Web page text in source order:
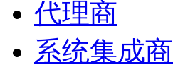
代理商
系统集成商